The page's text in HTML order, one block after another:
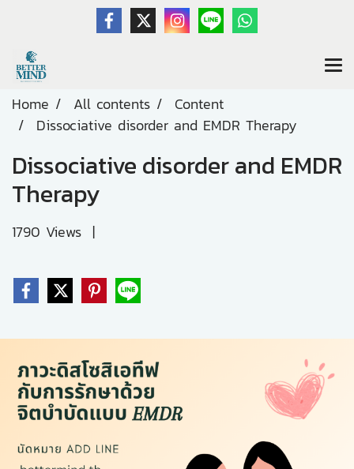
Home All contents
Content
Dissociative disorder and EMDR Therapy
Dissociative disorder and EMDR
Therapy
1790 Views |